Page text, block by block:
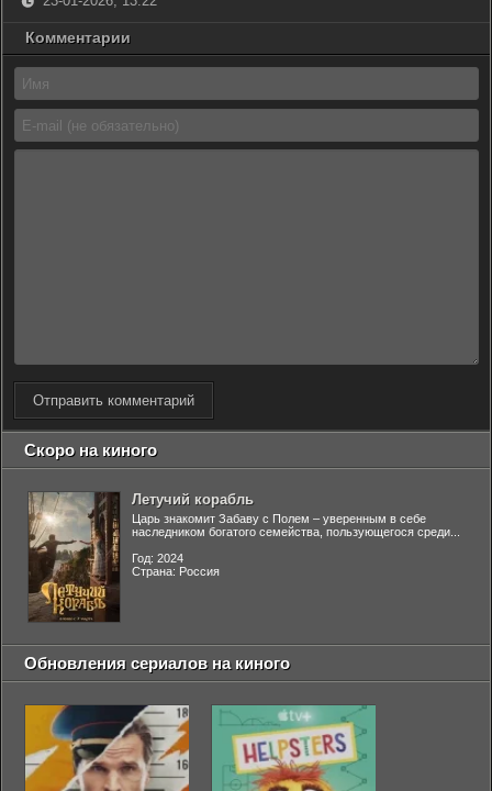
Комментарии
Отправить комментарий
Скоро на киного
Летучий корабль
Царь знакомит Забаву с Полем – уверенным в себе
наследником богатого семейства, пользующегося среди...
Год: 2024
Страна: Россия
Обновления сериалов на киного